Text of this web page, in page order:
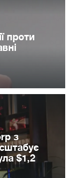
проти
з
$1,2